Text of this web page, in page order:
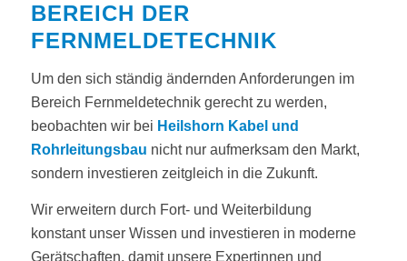
BEREICH DER
FERNMELDETECHNIK
Um den sich ständig ändernden Anforderungen im
Bereich Fernmeldetechnik gerecht zu werden,
beobachten wir bei Heilshorn Kabel und
Rohrleitungsbau nicht nur aufmerksam den Markt,
sondern investieren zeitgleich in die Zukunft.
Wir erweitern durch Fort- und Weiterbildung
konstant unser Wissen und investieren in moderne
Gerätschaften, damit unsere Expertinnen und